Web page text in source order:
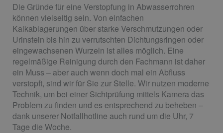
Die Gründe für eine Verstopfung in Abwasserrohren
können vielseitig sein. Von einfachen
Kalkablagerungen über starke Verschmutzungen oder
Urinstein bis hin zu verrutschten Dichtungsringen oder
eingewachsenen Wurzeln ist alles möglich. Eine
regelmäßige Reinigung durch den Fachmann ist daher
ein Muss – aber auch wenn doch mal ein Abfluss
verstopft, sind wir für Sie zur Stelle. Wir nutzen moderne
Technik, um bei einer Sichtprüfung mittels Kamera das
Problem zu finden und es entsprechend zu beheben –
dank unserer Notfallhotline auch rund um die Uhr, 7
Tage die Woche.